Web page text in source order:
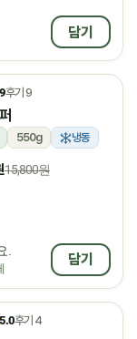
담기
후기 9
550g 냉동
15,800원
. 담기
후기 4